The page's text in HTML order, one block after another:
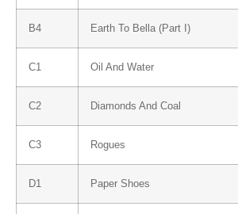
B4 Earth To Bella (Part I)
C1 Oil And Water
C2 Diamonds And Coal
C3 Rogues
D1 Paper Shoes